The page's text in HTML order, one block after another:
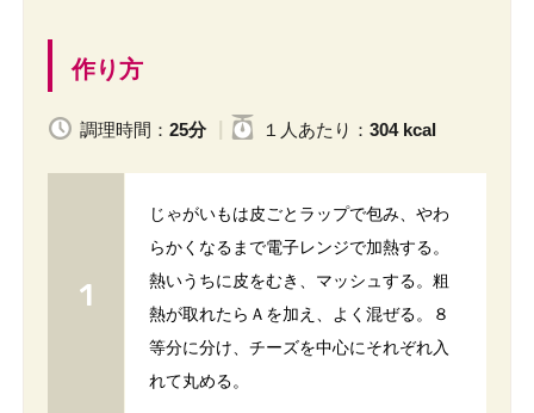
作り方
調理時間： 25分 １人 あたり ： 304 kcal
じゃがいもは皮ごとラップで包み、やわ
らかくなるまで電子レンジで加熱する。
熱いうちに皮をむき、マッシュする。粗
熱が取れたらＡを加え、よく混ぜる。８
等分に分け、チーズを中心にそれぞれ入
れて丸める。